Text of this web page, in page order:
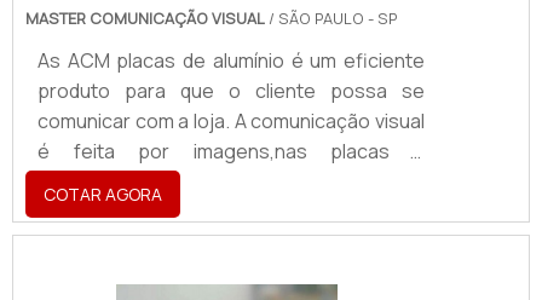
MASTER COMUNICAÇÃO VISUAL / SÃO PAULO - SP
As ACM placas de alumínio é um eficiente
produto para que o cliente possa se
comunicar com a loja. A comunicação visual
é feita por imagens,nas placas a
customização é realizada por meio da
relação entre o processo de escolha do
material, que neste caso será o alumínio, e
COTAR AGORA